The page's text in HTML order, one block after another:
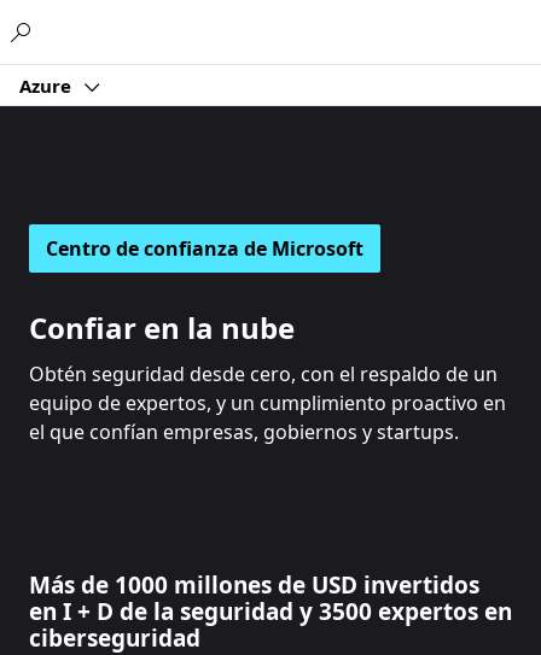
Azure
Centro de confianza de Microsoft
Confiar en la nube
Obtén seguridad desde cero, con el respaldo de un
equipo de expertos, y un cumplimiento proactivo en
el que confían empresas, gobiernos y startups.
Más de 1000 millones de USD invertidos
en I + D de la seguridad y 3500 expertos en
ciberseguridad